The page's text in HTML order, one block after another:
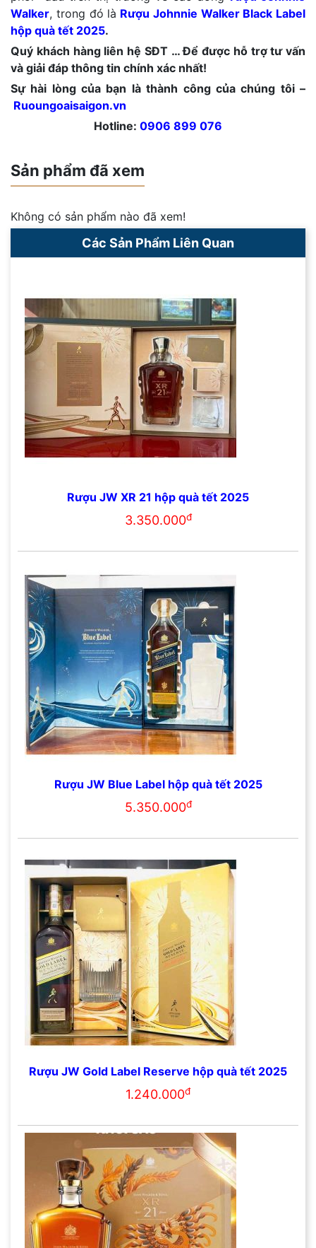
Walker, trong đó là Rượu Johnnie Walker Black Label
hộp quà tết 2025.
Quý khách hàng liên hệ SĐT … Để được hỗ trợ tư vấn
và giải đáp thông tin chính xác nhất!
Sự hài lòng của bạn là thành công của chúng tôi –
Ruoungoaisaigon.vn
Hotline: 0906 899 076
Sản phẩm đã xem
Không có sản phẩm nào đã xem!
Các Sản Phẩm Liên Quan
Rượu JW XR 21 hộp quà tết 2025
3.350.000đ
Rượu JW Blue Label hộp quà tết 2025
5.350.000đ
Rượu JW Gold Label Reserve hộp quà tết 2025
1.240.000đ